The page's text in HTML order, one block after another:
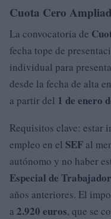
Cuota Cero
La convocatoria de
fecha tope de
individual para
desde la fecha de alta en
a partir del 1 de enero
Requisitos clave: estar
empleo en el SEF al
autónomo y no haber
Especial de
años anteriores. El
a 2.920 euros, que se